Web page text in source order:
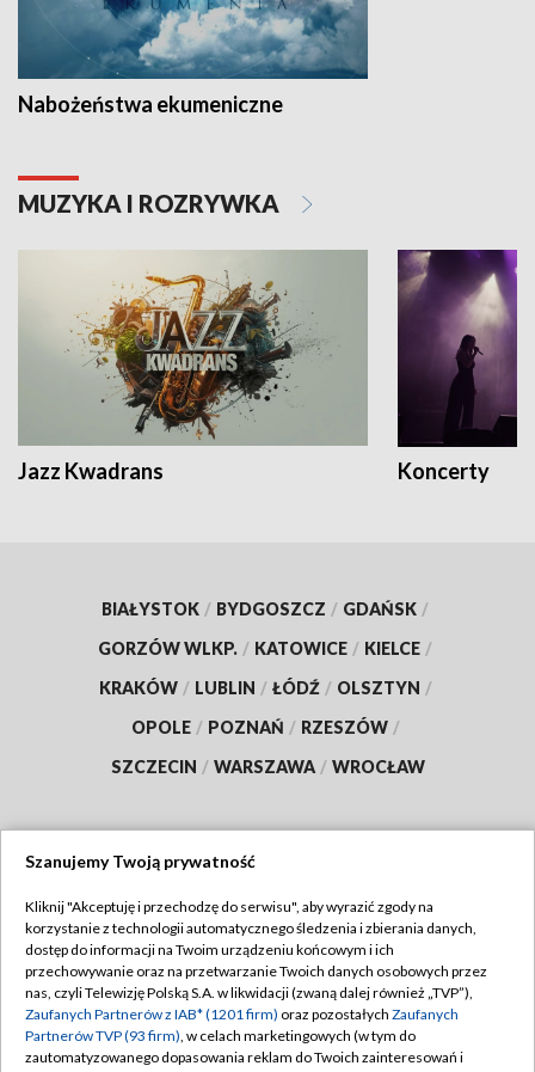
Nabożeństwa ekumeniczne
MUZYKA I ROZRYWKA
Jazz Kwadrans Koncerty
BIAŁYSTOK / BYDGOSZCZ / GDAŃSK /
GORZÓW WLKP. / KATOWICE / KIELCE /
KRAKÓW / LUBLIN / ŁÓDŹ / OLSZTYN /
OPOLE / POZNAŃ / RZESZÓW /
SZCZECIN / WARSZAWA / WROCŁAW
TVP
Abonament TVP
Emisja w TVP
Centrum informacji TVP
Regulamin TVP
Polityka prywatności
Moje zgody
Szanujemy Twoją prywatność
Kliknij "Akceptuję i przechodzę do serwisu", aby wyrazić zgody na
korzystanie z technologii automatycznego śledzenia i zbierania danych,
dostęp do informacji na Twoim urządzeniu końcowym i ich
przechowywanie oraz na przetwarzanie Twoich danych osobowych przez
nas, czyli Telewizję Polską S.A. w likwidacji (zwaną dalej również „TVP”),
Zaufanych Partnerów z IAB* (1201 firm) oraz pozostałych Zaufanych
Partnerów TVP (93 firm), w celach marketingowych (w tym do
zautomatyzowanego dopasowania reklam do Twoich zainteresowań i